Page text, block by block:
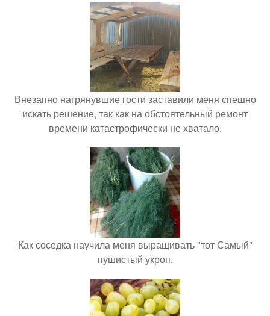
Внезапно нагрянувшие гости заставили меня спешно
искать решение, так как на обстоятельный ремонт
времени катастрофически не хватало.
Как соседка научила меня выращивать "тот Самый"
пушистый укроп.